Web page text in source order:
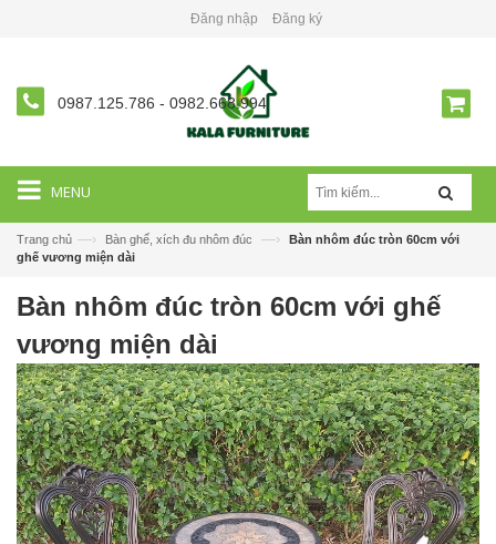
Đăng nhập Đăng ký
0987.125.786 - 0982.668.994
MENU
Trang chủ —› Bàn ghế, xích đu nhôm đúc —›
Bàn nhôm đúc tròn 60cm với
ghế vương miện dài
Bàn nhôm đúc tròn 60cm với ghế
vương miện dài